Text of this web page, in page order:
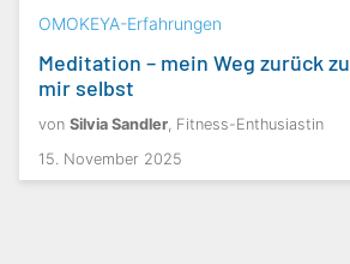
OMOKEYA-Erfahrungen
Meditation – mein Weg zurück zu
mir selbst
von Silvia Sandler, Fitness-Enthusiastin
15. November 2025